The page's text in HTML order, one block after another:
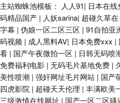
主站蜘蛛池模板：
人人91| 日本在
码精品国产 | 人妖sarina| 超碰久草在
字幕 | 伪娘一区二区三区 | 91自拍亚
码视频 | 成人黑料AV| 日本免费xxx |
看 | 国产午夜微拍一区 | 日韩无码喷
免费福利电影 | 无码毛片基地免费 |
美性喷潮 | 强奸网址毛片网站 | 国产
四虎影院 | 超碰天天伦理 | 丰满欧美
三级激情在线网址 | 国产一区二区骚